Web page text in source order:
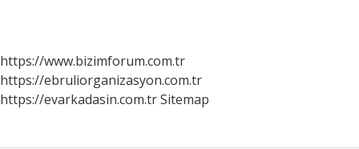
https://www.bizimforum.com.tr
https://ebruliorganizasyon.com.tr
https://evarkadasin.com.trSitemap